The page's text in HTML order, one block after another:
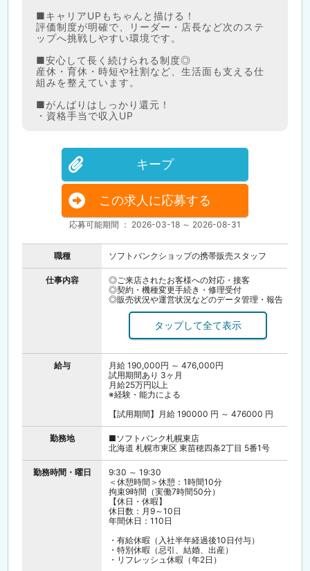
■キャリアUPもちゃんと描ける！
評価制度が明確で、リーダー・店長など次のステ
ップへ挑戦しやすい環境です。
■安心して長く続けられる制度◎
産休・育休・時短や社割など、生活面も支える仕
組みを整えています。
■がんばりはしっかり還元！
・資格手当で収入UP
キープ
この求人に応募する
応募可能期間 ： 2026-03-18 ～ 2026-08-31
職種 ソフトバンクショップの携帯販売スタッフ
仕事内容
◎ご来店されたお客様への対応・接客
◎契約・機種変更手続き・修理受付
◎販売状況や運営状況などのデータ管理・報告
◎お電話でのお客様対応
◎スマホ教室の運営
◎販売促進イベントの企画・運営
？働き方？
拘束9時間（実働7時間50分）のシフト制勤務
例）9:30-18:30、10:00-19:30
※会議等の場合には9:00-18:00の場合有
給与
月給 190,000円 ～ 476,000円
試用期間あり 3ヶ月
月給25万円以上
※経験・能力による
【試用期間】月給 190000 円 ～ 476000 円
勤務地
■ソフトバンク札幌東店
北海道 札幌市東区 東苗穂四条2丁目 5番1号
勤務時間・曜日
9:30 ～ 19:30
＜休憩時間＞休憩：1時間10分
拘束9時間（実働7時間50分）
【休日・休暇】
休日数：月9～10日
年間休日：110日
・有給休暇（入社半年経過後10日付与）
・特別休暇（忌引、結婚、出産）
・リフレッシュ休暇（年2日）